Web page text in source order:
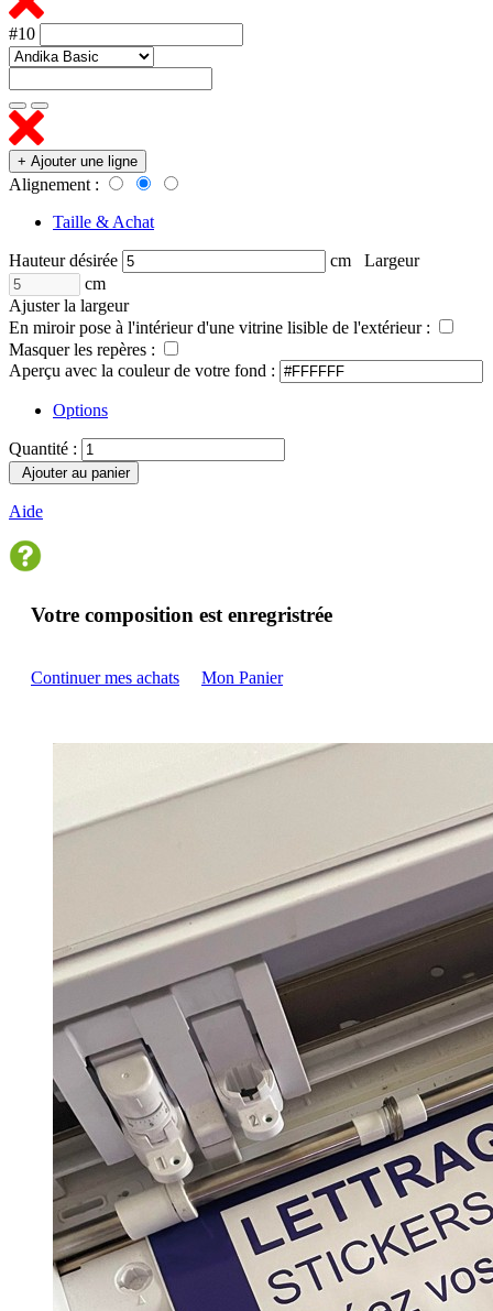
#10
+ Ajouter une ligne
Alignement :
Taille & Achat
Hauteur désirée cm
Largeur
cm
Ajuster la largeur
En miroir pose à l'intérieur d'une vitrine lisible de l'extérieur :
Masquer les repères :
Aperçu avec la couleur de votre fond :
Options
Quantité :
Ajouter au panier
Aide
Votre composition est enregristrée
Continuer mes achats Mon Panier